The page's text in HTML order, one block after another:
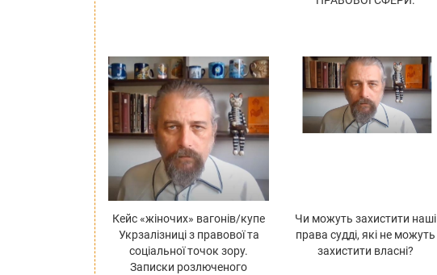
Кейс «жіночих» вагонів/купе
Укрзалізниці з правової та
соціальної точок зору.
Записки розлюченого
Чи можуть захистити наші
права судді, які не можуть
захистити власні?